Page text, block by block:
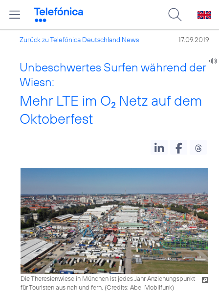
Zurück zu Telefónica Deutschland News 17.09.2019
Unbeschwertes Surfen während der
Wiesn:
Mehr LTE im O2 Netz auf dem
Oktoberfest
Die Theresienwiese in München ist jedes Jahr Anziehungspunkt
für Touristen aus nah und fern. (Credits: Abel Mobilfunk)